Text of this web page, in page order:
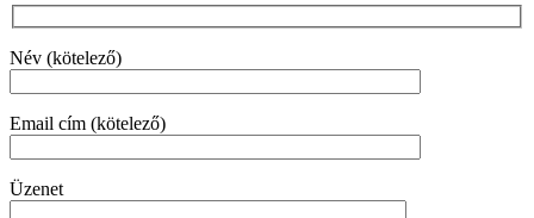
Név (kötelező)
Email cím (kötelező)
Üzenet